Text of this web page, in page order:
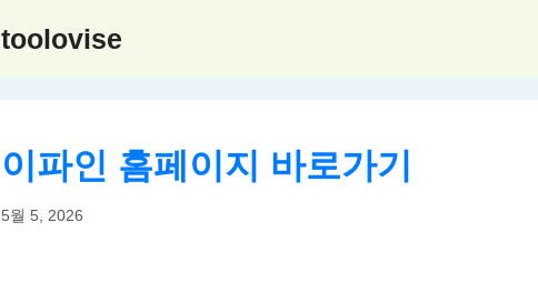
toolovise
이파인 홈페이지 바로가기
5월 5, 2026